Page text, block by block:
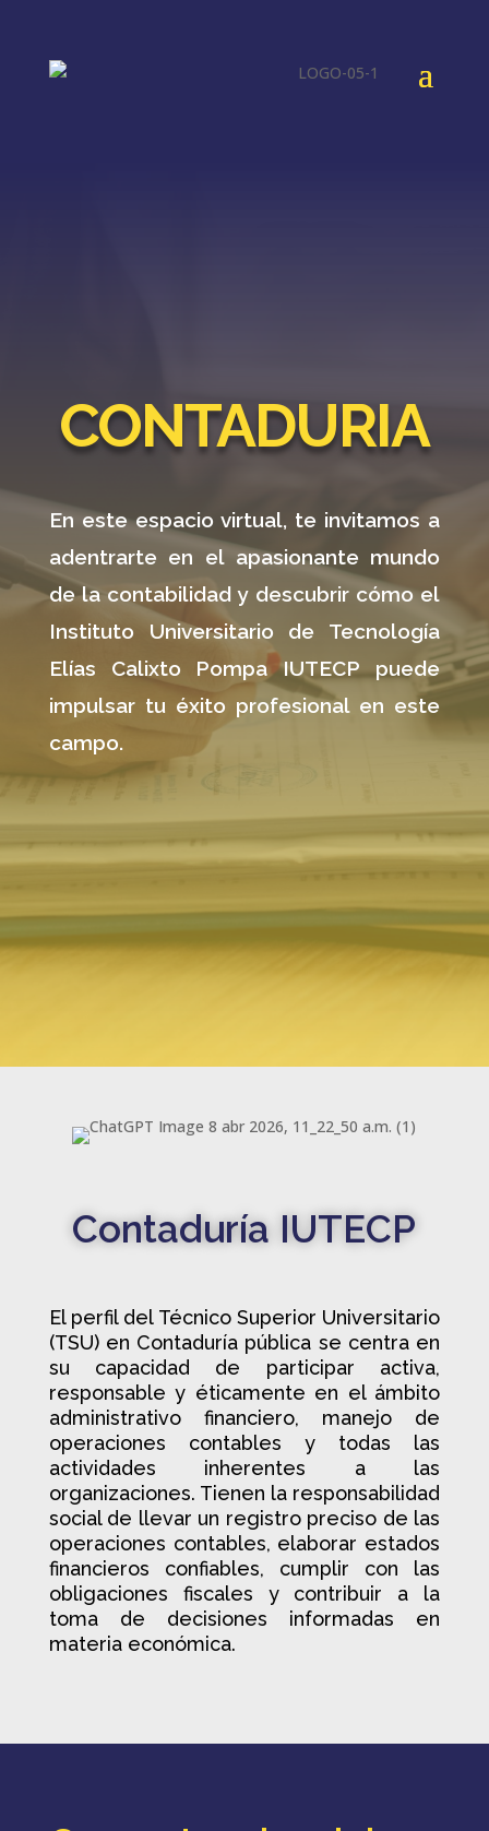
CONTADURIA
En este espacio virtual, te invitamos a
adentrarte en el apasionante mundo
de la contabilidad y descubrir cómo el
Instituto Universitario de Tecnología
Elías Calixto PompaIUTECP puede
impulsar tu éxito profesional en este
campo.
Contaduría IUTECP
El perfil del Técnico Superior Universitario
(TSU) en Contaduría pública se centra en
su capacidad de participar activa,
responsable y éticamente en el ámbito
administrativo financiero, manejo de
operaciones contables y todas las
actividades inherentes a las
organizaciones. Tienen la responsabilidad
social de llevar un registro preciso de las
operaciones contables, elaborar estados
financieros confiables, cumplir con las
obligaciones fiscales y contribuir a la
toma de decisiones informadas en
materia económica.